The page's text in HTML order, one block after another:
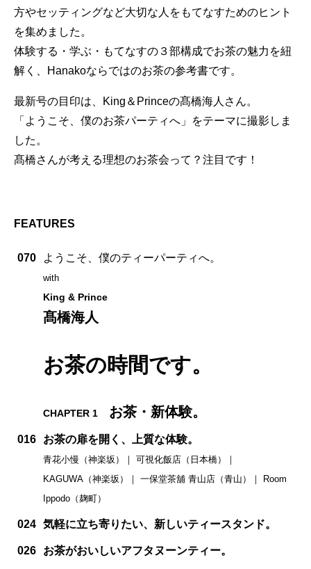
方やセッティングなど大切な人をもてなすためのヒント
を集めました。
体験する・学ぶ・もてなすの３部構成でお茶の魅力を紐
解く、Hanakoならではのお茶の参考書です。
最新号の目印は、King＆Princeの髙橋海人さん。
「ようこそ、僕のお茶パーティへ」をテーマに撮影しま
した。
髙橋さんが考える理想のお茶会って？注目です！
FEATURES
070 ようこそ、僕のティーパーティへ。
with
King & Prince
髙橋海人
お茶の時間です。
CHAPTER 1 お茶・新体験。
016 お茶の扉を開く、上質な体験。
青花小慢（神楽坂）｜ 可視化飯店（日本橋）｜
KAGUWA（神楽坂）｜ 一保堂茶舖 青山店（青山）｜ Room
Ippodo（麹町）
024 気軽に立ち寄りたい、新しいティースタンド。
026 お茶がおいしいアフタヌーンティー。